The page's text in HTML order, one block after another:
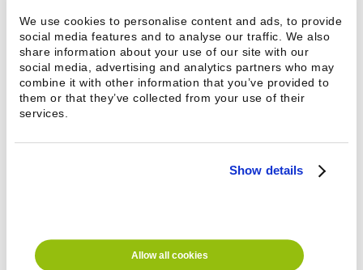
We use cookies to personalise content and ads, to provide
social media features and to analyse our traffic. We also
share information about your use of our site with our
social media, advertising and analytics partners who may
combine it with other information that you’ve provided to
them or that they’ve collected from your use of their
services.
Show details
Allow all cookies
For more information Katso lähin myyntiedustajasi
Technical information
Contact
Technical information
Lisätiedot
Email
Phone *